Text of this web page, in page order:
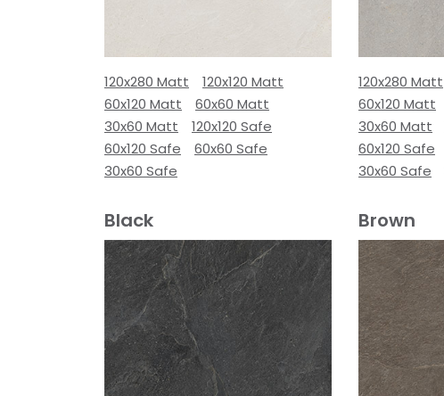
120x280 Matt
120x120 Matt
60x120 Matt
60x60 Matt
30x60 Matt
120x120 Safe
60x120 Safe
60x60 Safe
30x60 Safe
120x280 Matt
60x120 Matt
30x60 Matt
60x120 Safe
30x60 Safe
Black Brown